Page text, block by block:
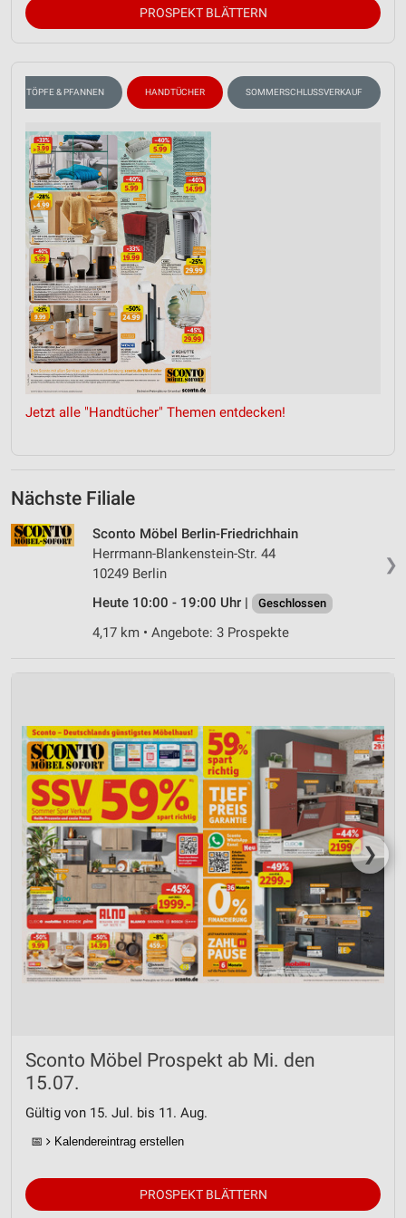
PROSPEKT BLÄTTERN
TÖPFE & PFANNEN HANDTÜCHER SOMMERSCHLUSSVERKAUF
Jetzt alle "Handtücher" Themen entdecken!
Nächste Filiale
❯
Sconto Möbel Berlin-Friedrichhain
Herrmann-Blankenstein-Str. 44
10249 Berlin
Heute 10:00 - 19:00 Uhr |
Geschlossen
4,17 km • Angebote: 3 Prospekte
❯
Sconto Möbel Prospekt ab Mi. den
15.07.
Gültig von 15. Jul. bis 11. Aug.
📅 Kalendereintrag erstellen
PROSPEKT BLÄTTERN